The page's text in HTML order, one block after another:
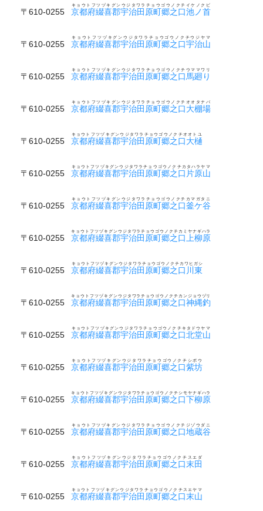
〒610-0255 京都府綴喜郡宇治田原町郷之口池ノ首
キョウトフツヅキグンウジタワラチョウゴウノクチイケノクビ
〒610-0255 京都府綴喜郡宇治田原町郷之口宇治山
キョウトフツヅキグンウジタワラチョウゴウノクチウジヤマ
〒610-0255 京都府綴喜郡宇治田原町郷之口馬廻り
キョウトフツヅキグンウジタワラチョウゴウノクチウママワリ
〒610-0255 京都府綴喜郡宇治田原町郷之口大棚場
キョウトフツヅキグンウジタワラチョウゴウノクチオオタナバ
〒610-0255 京都府綴喜郡宇治田原町郷之口大樋
キョウトフツヅキグンウジタワラチョウゴウノクチオオトユ
〒610-0255 京都府綴喜郡宇治田原町郷之口片原山
キョウトフツヅキグンウジタワラチョウゴウノクチカタハラヤマ
〒610-0255 京都府綴喜郡宇治田原町郷之口釜ケ谷
キョウトフツヅキグンウジタワラチョウゴウノクチカマガタニ
〒610-0255 京都府綴喜郡宇治田原町郷之口上柳原
キョウトフツヅキグンウジタワラチョウゴウノクチカミヤナギハラ
〒610-0255 京都府綴喜郡宇治田原町郷之口川東
キョウトフツヅキグンウジタワラチョウゴウノクチカワヒガシ
〒610-0255 京都府綴喜郡宇治田原町郷之口神縄釣
キョウトフツヅキグンウジタワラチョウゴウノクチカンジョウヅリ
〒610-0255 京都府綴喜郡宇治田原町郷之口北堂山
キョウトフツヅキグンウジタワラチョウゴウノクチキタドウヤマ
〒610-0255 京都府綴喜郡宇治田原町郷之口紫坊
キョウトフツヅキグンウジタワラチョウゴウノクチシボウ
〒610-0255 京都府綴喜郡宇治田原町郷之口下柳原
キョウトフツヅキグンウジタワラチョウゴウノクチシモヤナギハラ
〒610-0255 京都府綴喜郡宇治田原町郷之口地蔵谷
キョウトフツヅキグンウジタワラチョウゴウノクチジゾウダニ
〒610-0255 京都府綴喜郡宇治田原町郷之口末田
キョウトフツヅキグンウジタワラチョウゴウノクチスエダ
〒610-0255 京都府綴喜郡宇治田原町郷之口末山
キョウトフツヅキグンウジタワラチョウゴウノクチスエヤマ